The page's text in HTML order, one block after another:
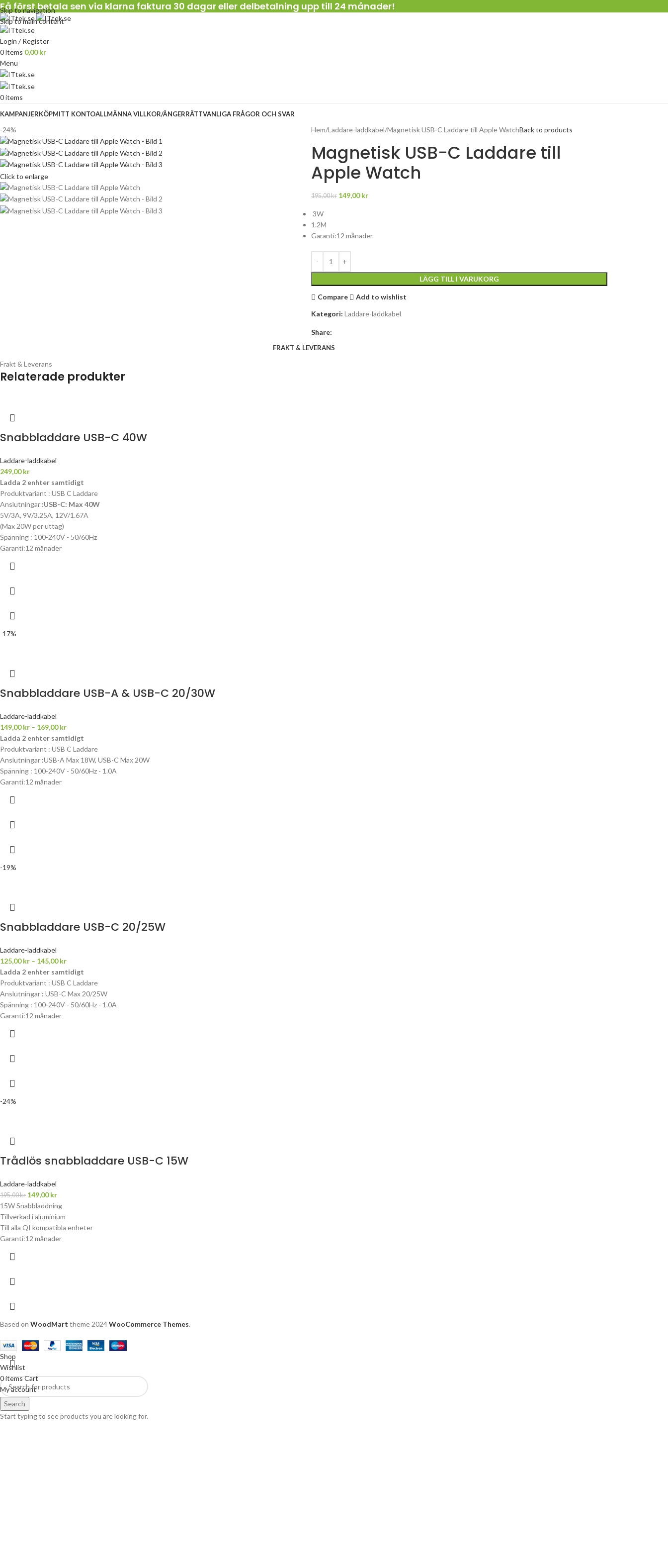
Skip to navigation
Skip to main content
Få först betala sen via klarna faktura 30 dagar eller delbetalning upp till 24 månader!
Login / Register
0items 0,00kr
Menu
0items
KAMPANJERKÖPMITT KONTOALLMÄNNA VILLKOR/ÅNGERRÄTTVANLIGA FRÅGOR OCH SVAR
-24%
Click to enlarge
Hem Laddare-laddkabel Magnetisk USB-C Laddare till Apple WatchBack to products
Magnetisk USB-C Laddare till
Apple Watch
195,00kr 149,00kr
3W
1.2M
Garanti:12 månader
LÄGG TILL I VARUKORG
Compare
Add to wishlist
Kategori: Laddare-laddkabel
Share:
FRAKT & LEVERANS
Frakt & Leverans
Relaterade produkter
Snabbladdare USB-C 40W
Laddare-laddkabel
249,00kr
Ladda 2 enhter samtidigt
Produktvariant : USB C Laddare
Anslutningar :USB-C: Max 40W
5V/3A, 9V/3.25A, 12V/1.67A
(Max 20W per uttag)
Spänning : 100-240V - 50/60Hz
Garanti:12 månader
-17%
Snabbladdare USB-A & USB-C 20/30W
Laddare-laddkabel
149,00kr – 169,00kr
Ladda 2 enhter samtidigt
Produktvariant : USB C Laddare
Anslutningar :USB-A Max 18W, USB-C Max 20W
Spänning : 100-240V - 50/60Hz - 1.0A
Garanti:12 månader
-19%
Snabbladdare USB-C 20/25W
Laddare-laddkabel
125,00kr – 145,00kr
Ladda 2 enhter samtidigt
Produktvariant : USB C Laddare
Anslutningar : USB-C Max 20/25W
Spänning : 100-240V - 50/60Hz - 1.0A
Garanti:12 månader
-24%
Trådlös snabbladdare USB-C 15W
Laddare-laddkabel
195,00kr 149,00kr
15W Snabbladdning
Tillverkad i aluminium
Till alla QI kompatibla enheter
Garanti:12 månader
Based on WoodMart theme 2024WooCommerce Themes.
Search
Start typing to see products you are looking for.
Shop
Wishlist
0itemsCart
My account